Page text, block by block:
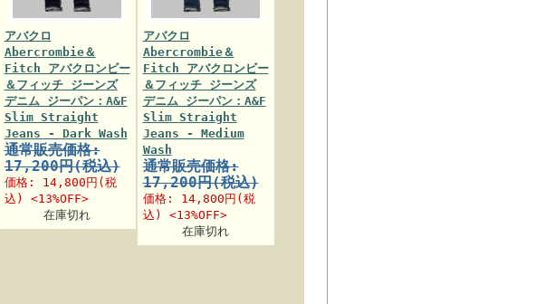
アバクロ
Abercrombie＆
Fitch アバクロンビー
＆フィッチ ジーンズ
デニム ジーパン：A&F
Slim Straight
Jeans - Dark Wash
通常販売価格:
17,200円(税込)
価格: 14,800円 (税
込) <13%OFF>
在庫切れ
アバクロ
Abercrombie＆
Fitch アバクロンビー
＆フィッチ ジーンズ
デニム ジーパン：A&F
Slim Straight
Jeans - Medium
Wash
通常販売価格:
17,200円(税込)
価格: 14,800円 (税
込) <13%OFF>
在庫切れ